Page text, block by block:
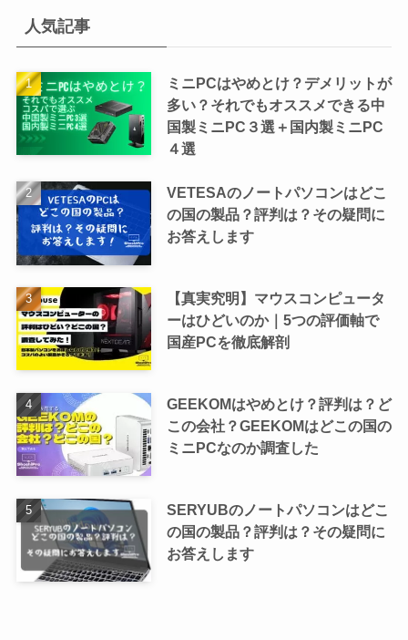
人気記事
ミニPCはやめとけ？デメリットが
多い？それでもオススメできる中
国製ミニPC３選＋国内製ミニPC
４選
VETESAのノートパソコンはどこ
の国の製品？評判は？その疑問に
お答えします
【真実究明】マウスコンピュータ
ーはひどいのか｜5つの評価軸で
国産PCを徹底解剖
GEEKOMはやめとけ？評判は？ど
この会社？GEEKOMはどこの国の
ミニPCなのか調査した
SERYUBのノートパソコンはどこ
の国の製品？評判は？その疑問に
お答えします